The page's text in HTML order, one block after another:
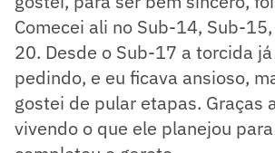
Comecei ali no Sub-14, Sub-
20. Desde o Sub-17 a torcida
pedindo, e eu ficava ansioso,
gostei de pular etapas. Graças
vivendo o que ele planejou